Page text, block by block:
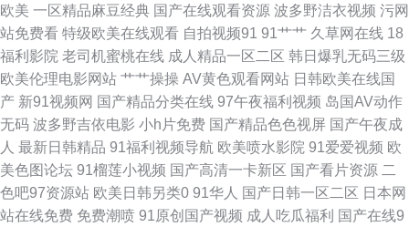
线 日韩αⅴ 萌白酱在线 麻豆视频在线播放 狠狠退福利视频 成人五月天网站
91在线91 97网址97 91试看 91官网在线看 伊人99 午夜剧场91 日本a中文字
幕 超碰97人人爱 WWW浮力COM 91热爆在线视频 自拍六区 香蕉网av 三级
片在线看艹 福利AV 丝袜美尻人妻偷拍 色宅男宅女91 青青国产视频 国产精
品内射视频 超碰狠狠操 青青影院学生妹 海角乱轮 黑丝自慰久草91 俺去射啦
欧美 一区精品麻豆经典 国产在线观看资源 波多野洁衣视频 污网
站免费看 特级欧美在线观看 自拍视频91 91艹艹 久草网在线 18
福利影院 老司机蜜桃在线 成人精品一区二区 韩日爆乳无码三级
欧美伦理电影网站 艹艹操操 AV黄色观看网站 日韩欧美在线国
产 新91视频网 国产精品分类在线 97午夜福利视频 岛国AV动作
无码 波多野吉依电影 小h片免费 国产精品色色视屏 国产午夜成
人 最新日韩精品 91福利视频导航 欧美喷水影院 91爱爱视频 欧
美色图论坛 91榴莲小视频 国产高清一卡新区 国产看片资源 二
色吧97资源站 欧美日韩另类0 91华人 国产日韩一区二区 日本网
站在线免费 免费潮喷 91原创国产视频 成人吃瓜福利 国产在线9